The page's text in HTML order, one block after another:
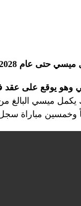
حتى عام 2028
وهو يوقع على عقد